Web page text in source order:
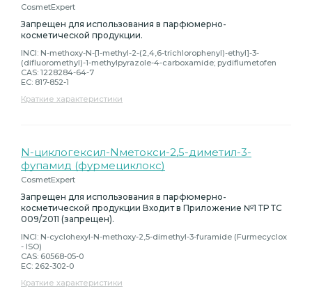
CosmetExpert
Запрещен для использования в парфюмерно-
косметической продукции.
INCI: N-methoxy-N-[1-methyl-2-(2,4,6-trichlorophenyl)-ethyl]-3-
(difluoromethyl)-1-methylpyrazole-4-carboxamide; pydiflumetofen
CAS: 1228284-64-7
EC: 817-852-1
Краткие характеристики
N-циклогексил-Nметокси-2,5-диметил-3-
фупамид (фурмециклокс)
CosmetExpert
Запрещен для использования в парфюмерно-
косметической продукции Входит в Приложение №1 ТР ТС
009/2011 (запрещен).
INCI: N-cyclohexyl-N-methoxy-2,5-dimethyl-3-furamide (Furmecyclox
- ISO)
CAS: 60568-05-0
EC: 262-302-0
Краткие характеристики